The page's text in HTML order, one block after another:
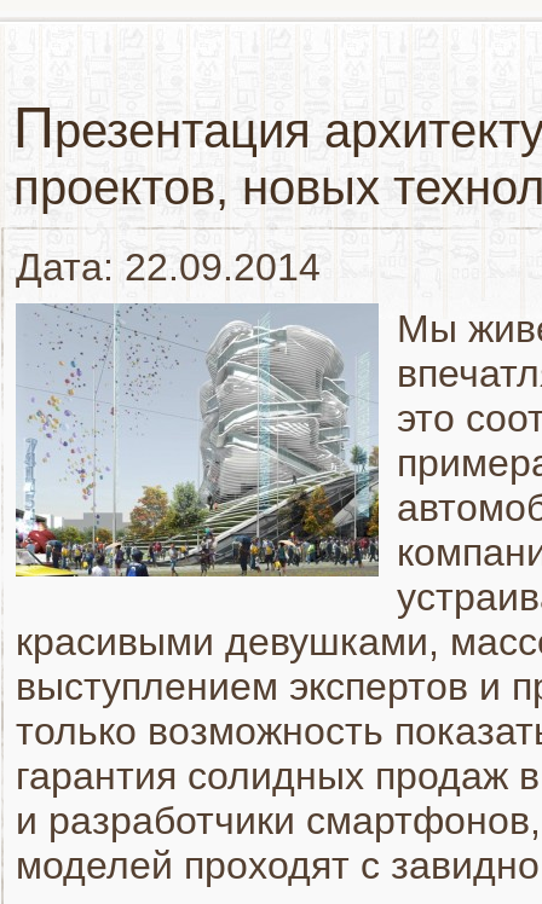
Презентация
проектов, новых
Дата: 22.09.2014
Мы
это
красивыми девушками,
выступлением экспертов и
только возможность
гарантия солидных продаж
и разработчики
моделей проходят с